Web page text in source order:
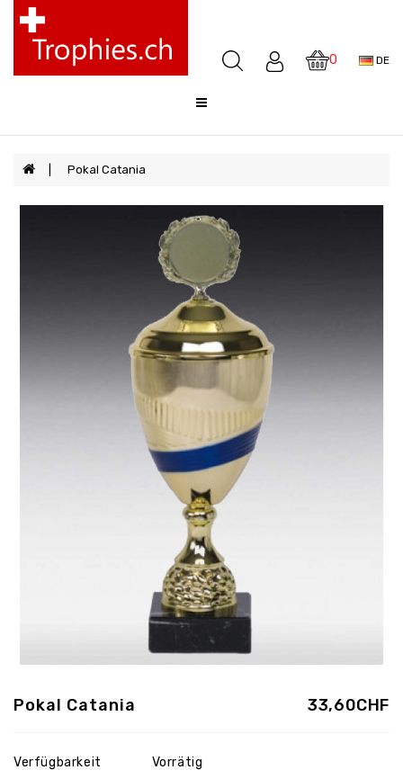
0 DE
Pokale
Medaillen
Awards
Glocken
Sale
FAQ
Pokal Catania
33,60CHF
Pokal Catania
Verfügbarkeit Vorrätig